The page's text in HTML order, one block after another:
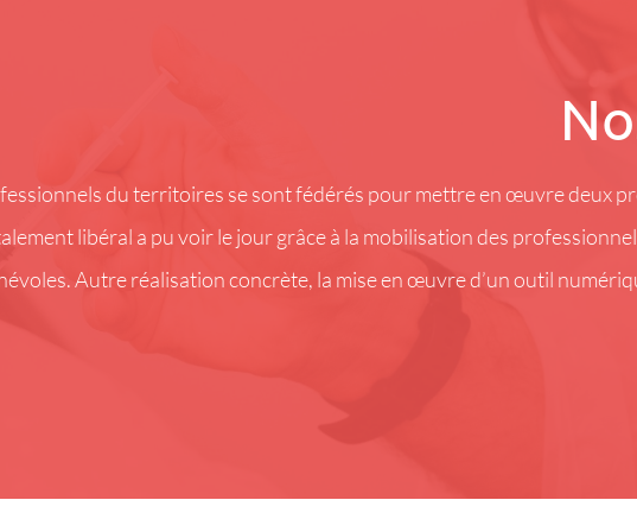
du territoires se sont fédérés pour mettre en œuvre deux
libéral a pu voir le jour grâce à la mobilisation des
Autre réalisation concrète, la mise en œuvre d’un outil